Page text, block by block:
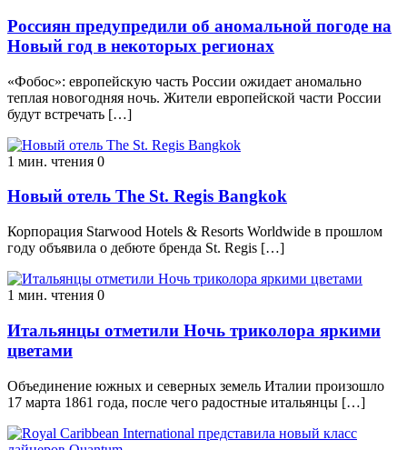
Россиян предупредили об аномальной погоде на
Новый год в некоторых регионах
«Фобос»: европейскую часть России ожидает аномально
теплая новогодняя ночь. Жители европейской части России
будут встречать […]
1 мин. чтения 0
Новый отель The St. Regis Bangkok
Корпорация Starwood Hotels & Resorts Worldwide в прошлом
году объявила о дебюте бренда St. Regis […]
1 мин. чтения 0
Итальянцы отметили Ночь триколора яркими
цветами
Объединение южных и северных земель Италии произошло
17 марта 1861 года, после чего радостные итальянцы […]